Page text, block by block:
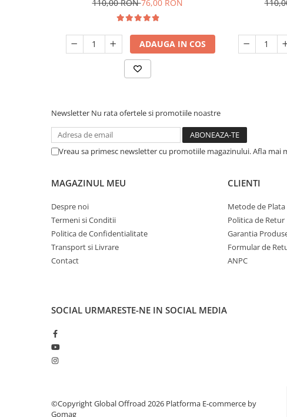
110,00 RON76,00 RON
ADAUGA IN COS
Newsletter Nu rata ofertele si promotiile noastre
Vreau sa primesc newsletter cu promotiile magazinului. Afla mai
MAGAZINUL MEU
Despre noi
Termeni si Conditii
Politica de Confidentialitate
Transport si Livrare
Contact
CLIENTI
Metode de Plata
Politica de Retur
Garantia
Formular de
ANPC
SOCIAL URMARESTE-NE IN SOCIAL MEDIA
©Copyright Global Offroad 2026 Platforma E-commerce by
Gomag